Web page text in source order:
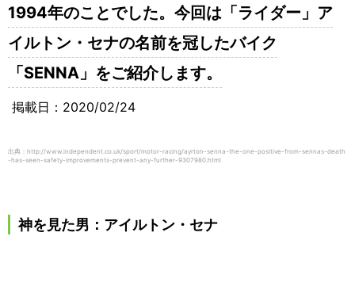
1994年のことでした。今回は「ライダー」ア
イルトン・セナの名前を冠したバイク
「SENNA」をご紹介します。
掲載日：2020/02/24
出典：http://www.independent.co.uk/sport/motor-racing/ayrton-senna-the-one-positive-from-sennas-death
-has-seen-safety-improvements-prevent-any-further-9307980.html
神を見た男：アイルトン・セナ